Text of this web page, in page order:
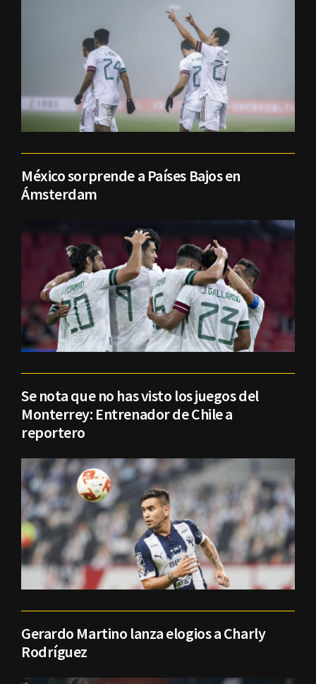
México sorprende a Países Bajos en
Ámsterdam
Se nota que no has visto los juegos del
Monterrey: Entrenador de Chile a
reportero
Gerardo Martino lanza elogios a Charly
Rodríguez